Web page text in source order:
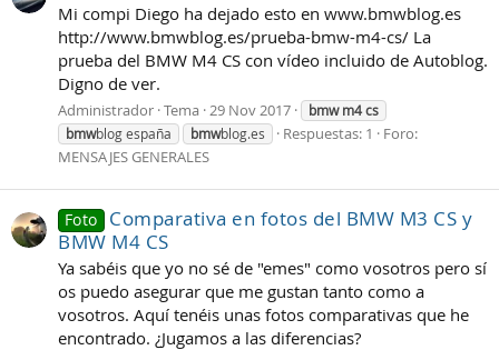
Mi compi Diego ha dejado esto en www.bmwblog.es
http://www.bmwblog.es/prueba-bmw-m4-cs/ La
prueba del BMW M4 CS con vídeo incluido de Autoblog.
Digno de ver.
Administrador Tema 29 Nov 2017 bmw m4cs
bmwblog españa bmwblog.es Respuestas: 1
Foro:
MENSAJES GENERALES
Foto
Comparativa en fotos del BMW M3 CS y
BMW M4 CS
Ya sabéis que yo no sé de "emes" como vosotros pero sí
os puedo asegurar que me gustan tanto como a
vosotros. Aquí tenéis unas fotos comparativas que he
encontrado. ¿Jugamos a las diferencias?